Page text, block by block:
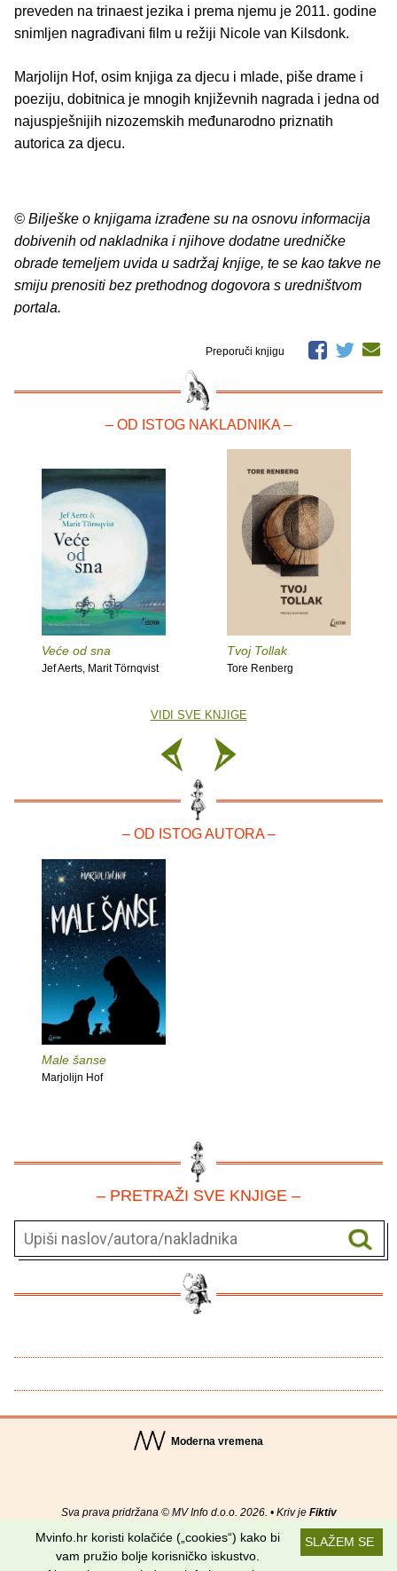
preveden na trinaest jezika i prema njemu je 2011. godine
snimljen nagrađivani film u režiji Nicole van Kilsdonk.
Marjolijn Hof, osim knjiga za djecu i mlade, piše drame i
poeziju, dobitnica je mnogih književnih nagrada i jedna od
najuspješnijih nizozemskih međunarodno priznatih
autorica za djecu.
© Bilješke o knjigama izrađene su na osnovu informacija
dobivenih od nakladnika i njihove dodatne uredničke
obrade temeljem uvida u sadržaj knjige, te se kao takve ne
smiju prenositi bez prethodnog dogovora s uredništvom
portala.
Preporuči knjigu
– OD ISTOG NAKLADNIKA –
Veće od sna
Jef Aerts, Marit Törnqvist
Tvoj Tollak
Tore Renberg
VIDI SVE KNJIGE
– OD ISTOG AUTORA –
Male šanse
Marjolijn Hof
– PRETRAŽI SVE KNJIGE –
Moderna vremena
Sva prava pridržana © MV Info d.o.o. 2026. • Kriv je Fiktiv
O nama• Pomoć•Uvjeti korištenja•RSS kanaliSLAŽEM SE
Mvinfo.hr koristi kolačiće („cookies“) kako bi
vam pružio bolje korisničko iskustvo.